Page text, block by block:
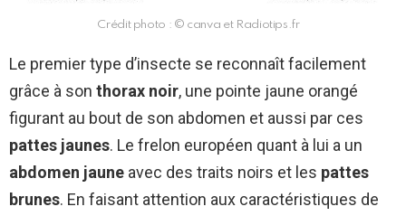
Crédit photo : © canva et Radiotips.fr
Le premier type d’insecte se reconnaît facilement
grâce à son thorax noir, une pointe jaune orangé
figurant au bout de son abdomen et aussi par ces
pattes jaunes. Le frelon européen quant à lui a un
abdomen jaune avec des traits noirs et les pattes
brunes. En faisant attention aux caractéristiques de